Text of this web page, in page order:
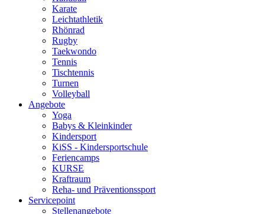
Karate
Leichtathletik
Rhönrad
Rugby
Taekwondo
Tennis
Tischtennis
Turnen
Volleyball
Angebote
Yoga
Babys & Kleinkinder
Kindersport
KiSS - Kindersportschule
Feriencamps
KURSE
Kraftraum
Reha- und Präventionssport
Servicepoint
Stellenangebote